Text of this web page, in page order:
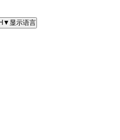
▼ 显示语言